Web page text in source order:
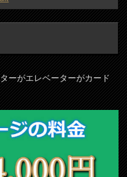
ーがエレベーターがカード